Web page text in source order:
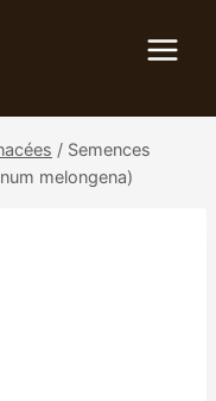
/ Semences
melongena)